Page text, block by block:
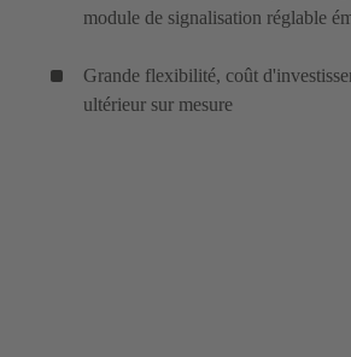
module de signalisation réglable
Grande flexibilité, coût
ultérieur sur mesure